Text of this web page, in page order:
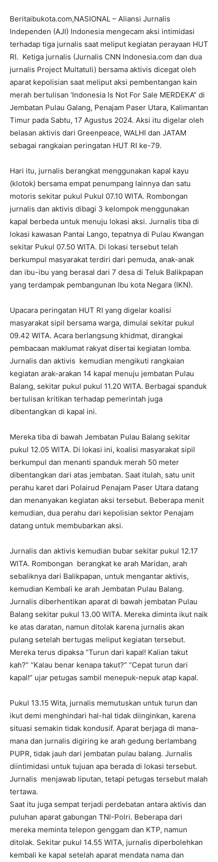
Beritaibukota.com,NASIONAL – Aliansi Jurnalis
Independen (AJI) Indonesia mengecam aksi intimidasi
terhadap tiga jurnalis saat meliput kegiatan perayaan HUT
RI. Ketiga jurnalis (Jurnalis CNN Indonesia.com dan dua
jurnalis Project Multatuli) bersama aktivis dicegat oleh
aparat kepolisian saat meliput aksi pembentangan kain
merah bertulisan ‘Indonesia Is Not For Sale MERDEKA” di
Jembatan Pulau Galang, Penajam Paser Utara, Kalimantan
Timur pada Sabtu, 17 Agustus 2024. Aksi itu digelar oleh
belasan aktivis dari Greenpeace, WALHI dan JATAM
sebagai rangkaian peringatan HUT RI ke-79.
Hari itu, jurnalis berangkat menggunakan kapal kayu
(klotok) bersama empat penumpang lainnya dan satu
motoris sekitar pukul Pukul 07.10 WITA. Rombongan
jurnalis dan aktivis dibagi 3 kelompok menggunakan
kapal berbeda untuk menuju lokasi aksi. Jurnalis tiba di
lokasi kawasan Pantai Lango, tepatnya di Pulau Kwangan
sekitar Pukul 07.50 WITA. Di lokasi tersebut telah
berkumpul masyarakat terdiri dari pemuda, anak-anak
dan ibu-ibu yang berasal dari 7 desa di Teluk Balikpapan
yang terdampak pembangunan Ibu kota Negara (IKN).
Upacara peringatan HUT RI yang digelar koalisi
masyarakat sipil bersama warga, dimulai sekitar pukul
09.42 WITA. Acara berlangsung khidmat, dirangkai
pembacaan maklumat rakyat disertai kegiatan lomba.
Jurnalis dan aktivis kemudian mengikuti rangkaian
kegiatan arak-arakan 14 kapal menuju jembatan Pulau
Balang, sekitar pukul pukul 11.20 WITA. Berbagai spanduk
bertulisan kritikan terhadap pemerintah juga
dibentangkan di kapal ini.
Mereka tiba di bawah Jembatan Pulau Balang sekitar
pukul 12.05 WITA. Di lokasi ini, koalisi masyarakat sipil
berkumpul dan menanti spanduk merah 50 meter
dibentangkan dari atas jembatan. Saat itulah, satu unit
perahu karet dari Polairud Penajam Paser Utara datang
dan menanyakan kegiatan aksi tersebut. Beberapa menit
kemudian, dua perahu dari kepolisian sektor Penajam
datang untuk membubarkan aksi.
Jurnalis dan aktivis kemudian bubar sekitar pukul 12.17
WITA. Rombongan berangkat ke arah Maridan, arah
sebaliknya dari Balikpapan, untuk mengantar aktivis,
kemudian Kembali ke arah Jembatan Pulau Balang.
Jurnalis diberhentikan aparat di bawah jembatan Pulau
Balang sekitar pukul 13.00 WITA. Mereka diminta ikut naik
ke atas daratan, namun ditolak karena jurnalis akan
pulang setelah bertugas meliput kegiatan tersebut.
Mereka terus dipaksa “Turun dari kapal! Kalian takut
kah?” “Kalau benar kenapa takut?” “Cepat turun dari
kapal!” ujar petugas sambil menepuk-nepuk atap kapal.
Pukul 13.15 Wita, jurnalis memutuskan untuk turun dan
ikut demi menghindari hal-hal tidak diinginkan, karena
situasi semakin tidak kondusif. Aparat berjaga di mana-
mana dan jurnalis digiring ke arah gedung berlambang
PUPR, tidak jauh dari jembatan pulau balang. Jurnalis
diintimidasi untuk tujuan apa berada di lokasi tersebut.
Jurnalis menjawab liputan, tetapi petugas tersebut malah
tertawa.
Saat itu juga sempat terjadi perdebatan antara aktivis dan
puluhan aparat gabungan TNI-Polri. Beberapa dari
mereka meminta telepon genggam dan KTP, namun
ditolak. Sekitar pukul 14.55 WITA, jurnalis diperbolehkan
kembali ke kapal setelah aparat mendata nama dan